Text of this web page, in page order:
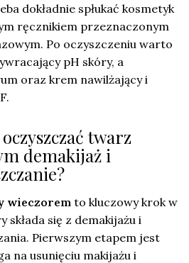
dokładnie spłukać kosmetyk
ręcznikiem przeznaczonym
Po oczyszczeniu warto
pH skóry, a
oraz krem nawilżający i
twarz
demakijaż i
wieczorem to kluczowy krok w
składa się z demakijażu i
Pierwszym etapem jest
na usunięciu makijażu i